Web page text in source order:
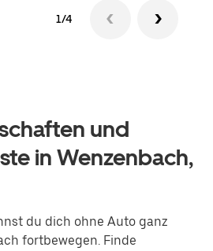
1/4
und
in Wenzenbach,
du dich ohne Auto ganz
fortbewegen. Finde